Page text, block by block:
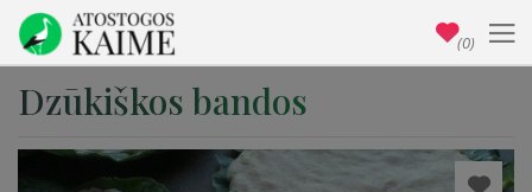
Dzūkiškos bandos
(0)